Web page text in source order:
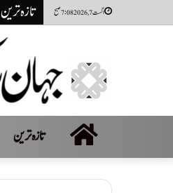
اگست 7, 2026 7:08 صبح تازہ ترین
صفحہ
اول
تازہ ترین